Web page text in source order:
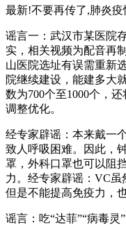
最新!不要再传了,肺炎
谣言一：武汉市某医院
实，相关视频为配音再
山医院选址有误需重新
院继续建设，能建多大
数为700个至1000个，
调整优化。
经专家辟谣：本来戴一
致人呼吸困难。因此，
罩，外科口罩也可以阻
力。经专家辟谣：VC虽
但是不能提高免疫力，
谣言：吃“达菲”“病毒